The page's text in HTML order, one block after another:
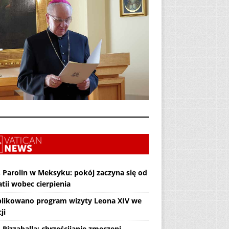
Parolin w Meksyku: pokój zaczyna się od
wobec cierpienia
program wizyty Leona XIV we